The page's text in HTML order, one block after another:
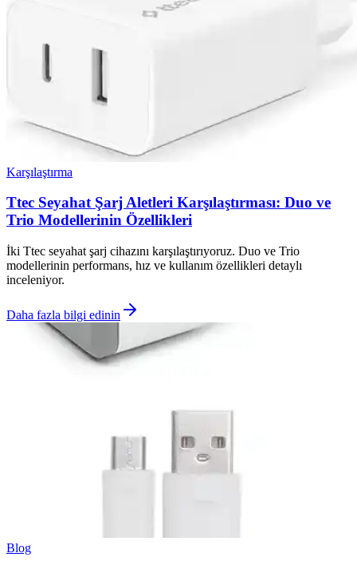
Karşılaştırma
Ttec Seyahat Şarj Aletleri Karşılaştırması: Duo ve
Trio Modellerinin Özellikleri
İki Ttec seyahat şarj cihazını karşılaştırıyoruz. Duo ve Trio
modellerinin performans, hız ve kullanım özellikleri detaylı
inceleniyor.
Daha fazla bilgi edinin
Blog